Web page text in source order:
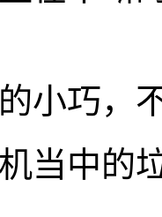
小巧，
当中的